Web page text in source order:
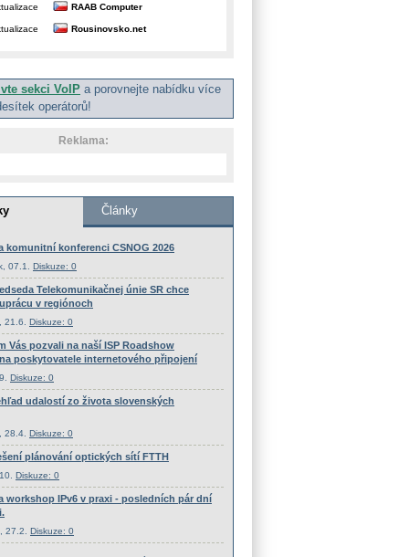
RAAB Computer
Rousinovsko.net
sekci VoIP a porovnejte nabídku více
operátorů!
Reklama: